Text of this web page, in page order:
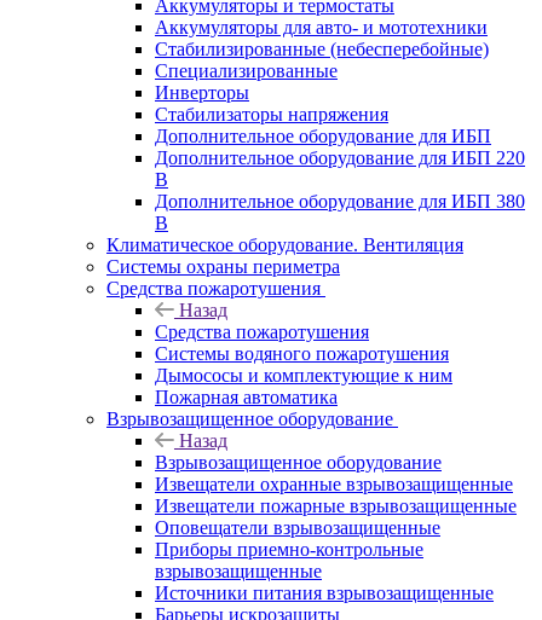
Аккумуляторы и термостаты
Аккумуляторы для авто- и мототехники
Стабилизированные (небесперебойные)
Специализированные
Инверторы
Стабилизаторы напряжения
Дополнительное оборудование для ИБП
Дополнительное оборудование для ИБП 220
В
Дополнительное оборудование для ИБП 380
В
Климатическое оборудование. Вентиляция
Системы охраны периметра
Средства пожаротушения
Назад
Средства пожаротушения
Системы водяного пожаротушения
Дымососы и комплектующие к ним
Пожарная автоматика
Взрывозащищенное оборудование
Назад
Взрывозащищенное оборудование
Извещатели охранные взрывозащищенные
Извещатели пожарные взрывозащищенные
Оповещатели взрывозащищенные
Приборы приемно-контрольные
взрывозащищенные
Источники питания взрывозащищенные
Барьеры искрозащиты